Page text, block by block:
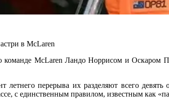
в McLaren
McLaren Ландо Норрисом и Оскаром
перерыва их разделяют всего девять
с единственным правилом, известным как